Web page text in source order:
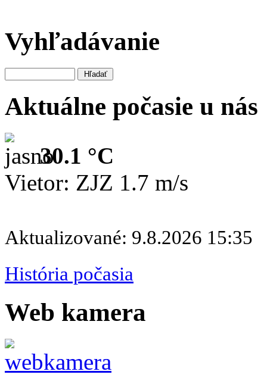
Vyhľadávanie
Aktuálne počasie u nás
30.1 °C
Vietor: ZJZ 1.7 m/s
Aktualizované: 9.8.2026 15:35
História počasia
Web kamera